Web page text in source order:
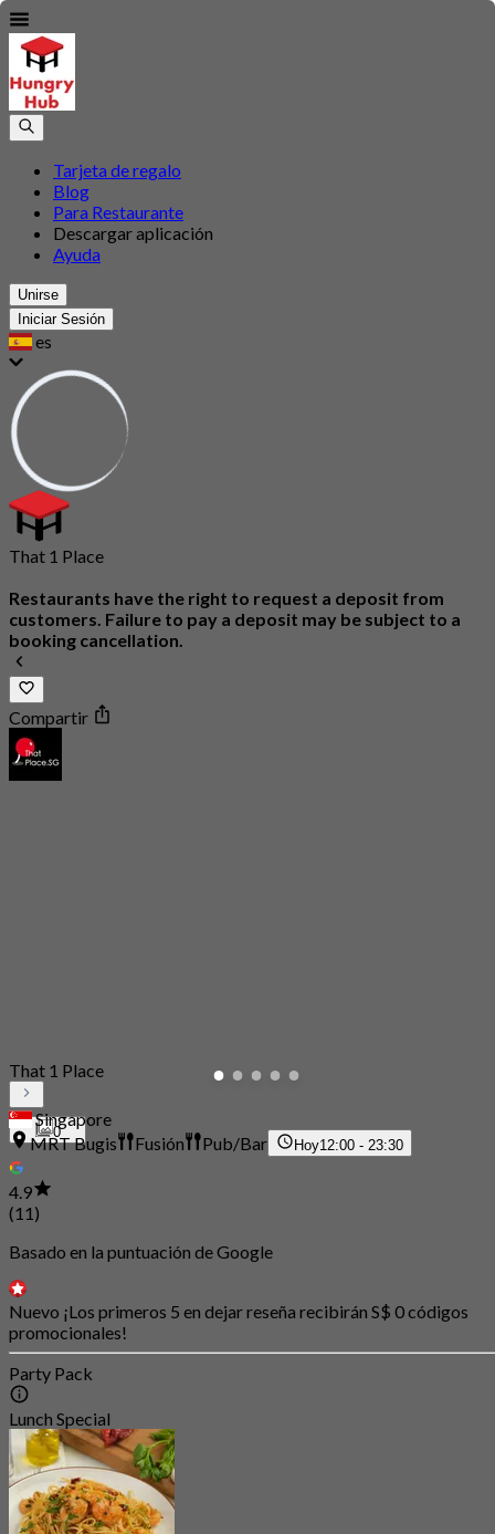
Tarjeta de regalo
Blog
Para Restaurante
Descargar aplicación
Ayuda
Unirse
Iniciar Sesión
es
That 1 Place
Restaurants have the right to request a deposit from
customers. Failure to pay a deposit may be subject to a
booking cancellation.
Compartir
0
That 1 Place
Singapore
MRT Bugis
Fusión Pub/Bar Hoy12:00 - 23:30
4.9
(11)
Basado en la puntuación de Google
Nuevo ¡Los primeros 5 en dejar reseña recibirán S$ 0 códigos
promocionales!
Party Pack
Lunch Special